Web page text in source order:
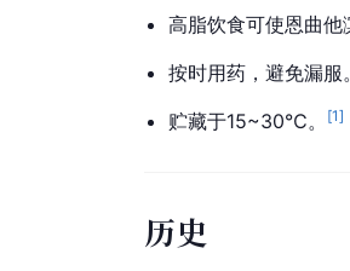
高脂饮食可使恩曲
按时用药，避免漏服
贮藏于15~30℃。
[1]
历史